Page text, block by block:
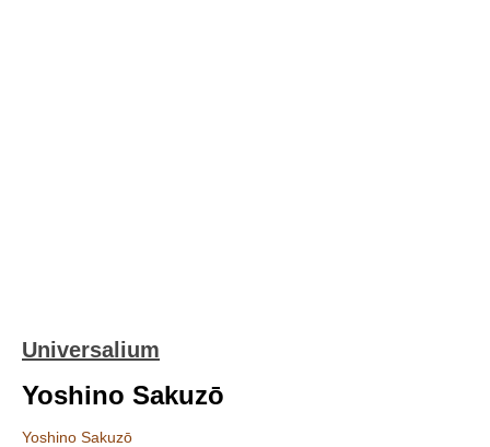
Universalium
Yoshino Sakuzō
Yoshino Sakuzō